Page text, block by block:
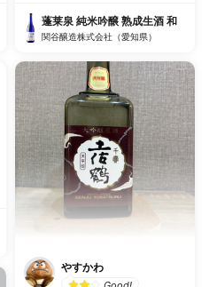
田蔵
蓬莱泉 純米吟醸 熟成生酒 和
関谷醸造株式会社（愛知県）
やすかわ